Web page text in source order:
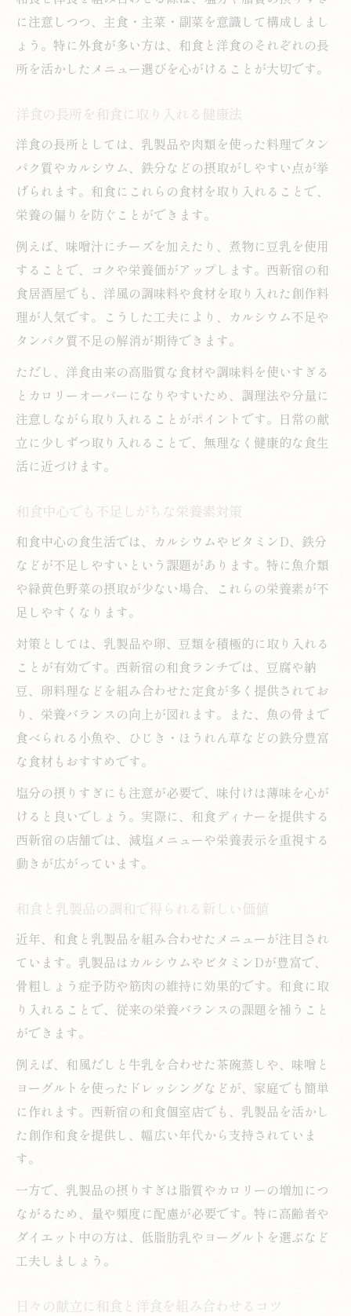
に注意しつつ、主食・主菜・副菜を意識して構成しまし
ょう。特に外食が多い方は、和食と洋食のそれぞれの長
所を活かしたメニュー選びを心がけることが大切です。
洋食の長所を和食に取り入れる健康法
洋食の長所としては、乳製品や肉類を使った料理でタン
パク質やカルシウム、鉄分などの摂取がしやすい点が挙
げられます。和食にこれらの食材を取り入れることで、
栄養の偏りを防ぐことができます。
例えば、味噌汁にチーズを加えたり、煮物に豆乳を使用
することで、コクや栄養価がアップします。西新宿の和
食居酒屋でも、洋風の調味料や食材を取り入れた創作料
理が人気です。こうした工夫により、カルシウム不足や
タンパク質不足の解消が期待できます。
ただし、洋食由来の高脂質な食材や調味料を使いすぎる
とカロリーオーバーになりやすいため、調理法や分量に
注意しながら取り入れることがポイントです。日常の献
立に少しずつ取り入れることで、無理なく健康的な食生
活に近づけます。
和食中心でも不足しがちな栄養素対策
和食中心の食生活では、カルシウムやビタミンD、鉄分
などが不足しやすいという課題があります。特に魚介類
や緑黄色野菜の摂取が少ない場合、これらの栄養素が不
足しやすくなります。
対策としては、乳製品や卵、豆類を積極的に取り入れる
ことが有効です。西新宿の和食ランチでは、豆腐や納
豆、卵料理などを組み合わせた定食が多く提供されてお
り、栄養バランスの向上が図れます。また、魚の骨まで
食べられる小魚や、ひじき・ほうれん草などの鉄分豊富
な食材もおすすめです。
塩分の摂りすぎにも注意が必要で、味付けは薄味を心が
けると良いでしょう。実際に、和食ディナーを提供する
西新宿の店舗では、減塩メニューや栄養表示を重視する
動きが広がっています。
和食と乳製品の調和で得られる新しい価値
近年、和食と乳製品を組み合わせたメニューが注目され
ています。乳製品はカルシウムやビタミンDが豊富で、
骨粗しょう症予防や筋肉の維持に効果的です。和食に取
り入れることで、従来の栄養バランスの課題を補うこと
ができます。
例えば、和風だしと牛乳を合わせた茶碗蒸しや、味噌と
ヨーグルトを使ったドレッシングなどが、家庭でも簡単
に作れます。西新宿の和食個室店でも、乳製品を活かし
た創作和食を提供し、幅広い年代から支持されていま
す。
一方で、乳製品の摂りすぎは脂質やカロリーの増加につ
ながるため、量や頻度に配慮が必要です。特に高齢者や
ダイエット中の方は、低脂肪乳やヨーグルトを選ぶなど
工夫しましょう。
日々の献立に和食と洋食を組み合わせるコツ